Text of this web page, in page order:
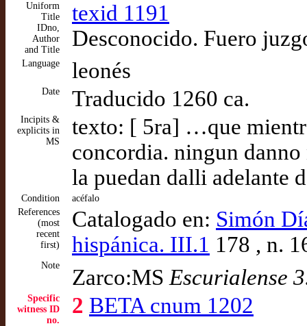
Uniform
Title
IDno,
Author
and Title
texid 1191
Desconocido. Fuero
Language leonés
Date Traducido 1260 ca.
Incipits &
explicits in
MS
texto: [ 5ra] …que
concordia. ningun
la puedan dalli adelante
Condition
acéfalo
References
(most
recent
first)
Catalogado en: Simón
hispánica. III.1 178 , n.
Note Zarco:MS Escurialense
Specific
witness ID
no.
2 BETA cnum 1202